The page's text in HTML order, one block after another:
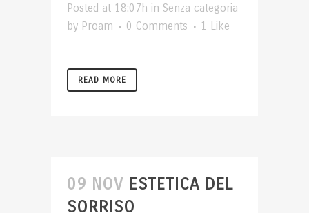
Posted at 18:07h in Senza categoria
by Proam 0 Comments 1 Like
READ MORE
09 NOV ESTETICA DEL
SORRISO